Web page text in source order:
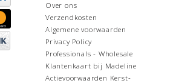
Over ons
Verzendkosten
Algemene voorwaarden
Privacy Policy
Professionals - Wholesale
Klantenkaart bij Madeline
Actievoorwaarden Kerst-